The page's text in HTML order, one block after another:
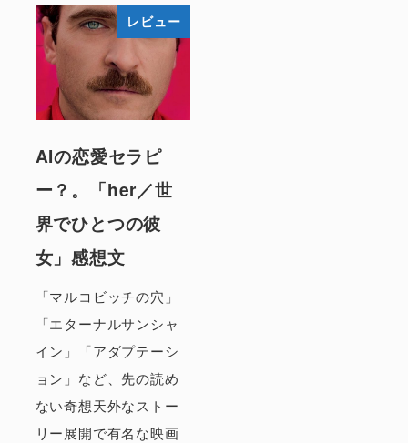
レビュー
AIの恋愛セラピ
ー？。「her／世
界でひとつの彼
女」感想文
「マルコビッチの穴」
「エターナルサンシャ
イン」「アダプテーシ
ョン」など、先の読め
ない奇想天外なストー
リー展開で有名な映画